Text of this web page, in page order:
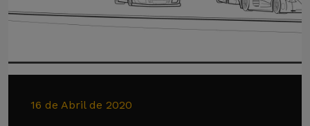
16 de Abril de 2020